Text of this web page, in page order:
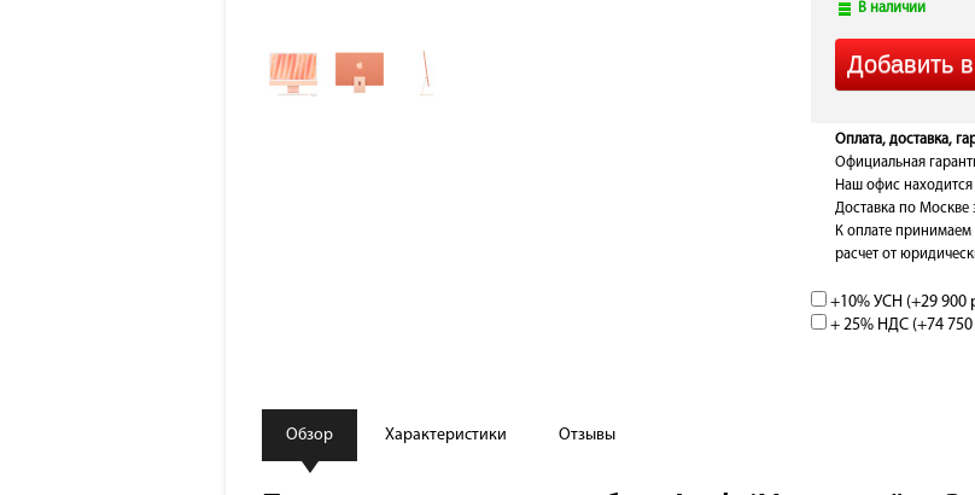
В наличии
Оплата, доставка,
Официальная
Наш офис находится
Доставка по Москве
К оплате
расчет от
+10% УСН (+29 900
+ 25% НДС (+74
Обзор Характеристики Отзывы